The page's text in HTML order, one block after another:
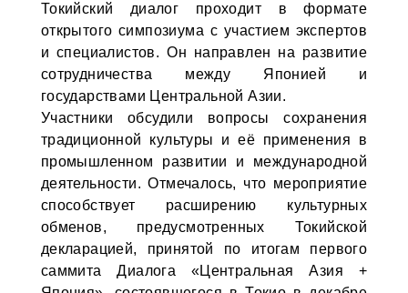
Токийский диалог проходит в формате
открытого симпозиума с участием экспертов
и специалистов. Он направлен на развитие
сотрудничества между Японией и
государствами Центральной Азии.
Участники обсудили вопросы сохранения
традиционной культуры и её применения в
промышленном развитии и международной
деятельности. Отмечалось, что мероприятие
способствует расширению культурных
обменов, предусмотренных Токийской
декларацией, принятой по итогам первого
саммита Диалога «Центральная Азия +